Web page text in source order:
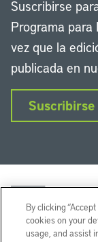
Suscribirse
Programa para
vez que la
publicada en
Suscribirse
By clicking
cookies on your
usage, and assist